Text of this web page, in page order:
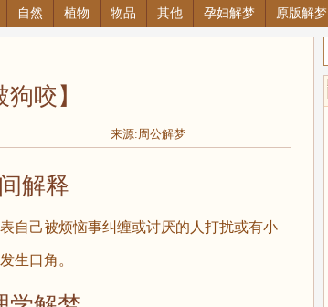
自然 植物 物品 其他 孕妇解梦 原版解梦
狗咬】
来源:周公解梦
解释
自己被烦恼事纠缠或讨厌的人打扰或有小
生口角。